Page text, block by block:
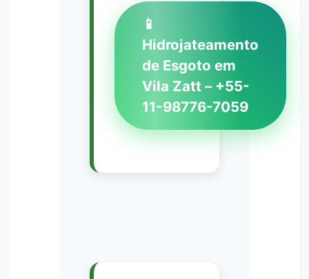
📱
Hidrojateamento
de Esgoto em
Vila Zatt – +55-
11-98776-7059